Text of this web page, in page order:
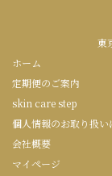
東
ホーム
定期便のご案内
skin care step
個人情報のお取り扱い
会社概要
マイページ